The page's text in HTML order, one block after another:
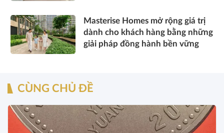
Masterise Homes mở rộng giá trị
dành cho khách hàng bằng những
giải pháp đồng hành bền vững
CÙNG CHỦ ĐỀ